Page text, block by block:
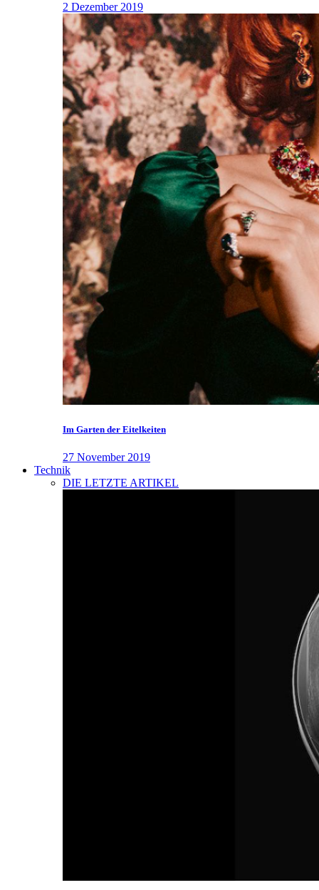
2 Dezember 2019
Im Garten der Eitelkeiten
27 November 2019
Technik
DIE LETZTE ARTIKEL